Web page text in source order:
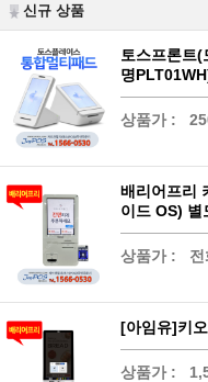
신규 상품
토스프론트
명
상품가 :
배리어프리
이드 OS)
상품가 :
[아임유]키
상품가 :